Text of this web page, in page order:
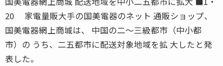
20 家電量販大手の国美電器のネット 通販ショップ、
国美電器網上商城は、 中国の二〜三級都市（中小都
市）の うち、二五都市に配送対象地域を拡 大したと発
表した。